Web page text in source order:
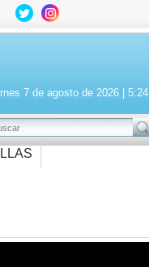
7 de agosto de 2026 | 5:24